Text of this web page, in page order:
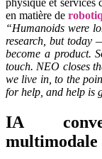
physique et services
en matière de
“Humanoids were
research, but today
become a product.
touch. NEO closes
we live in, to the
for help, and help is
IA
multimodale